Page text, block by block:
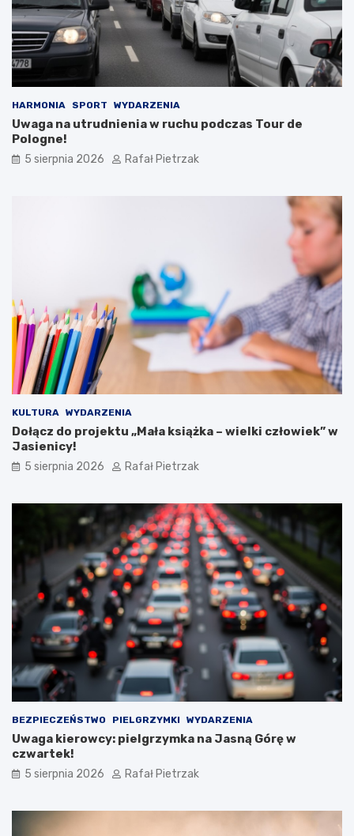
HARMONIA SPORT WYDARZENIA
Uwaga na utrudnienia w ruchu podczas Tour de
Pologne!
5 sierpnia 2026 Rafał Pietrzak
KULTURA WYDARZENIA
Dołącz do projektu „Mała książka – wielki człowiek” w
Jasienicy!
5 sierpnia 2026 Rafał Pietrzak
BEZPIECZEŃSTWO PIELGRZYMKI WYDARZENIA
Uwaga kierowcy: pielgrzymka na Jasną Górę w
czwartek!
5 sierpnia 2026 Rafał Pietrzak